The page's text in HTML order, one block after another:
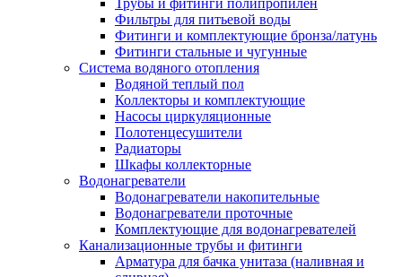
Трубы и фитинги полипропилен
Фильтры для питьевой воды
Фитинги и комплектующие бронза/латунь
Фитинги стальные и чугунные
Система водяного отопления
Водяной теплый пол
Коллекторы и комплектующие
Насосы циркуляционные
Полотенцесушители
Радиаторы
Шкафы коллекторные
Водонагреватели
Водонагреватели накопительные
Водонагреватели проточные
Комплектующие для водонагревателей
Канализационные трубы и фитинги
Арматура для бачка унитаза (наливная и